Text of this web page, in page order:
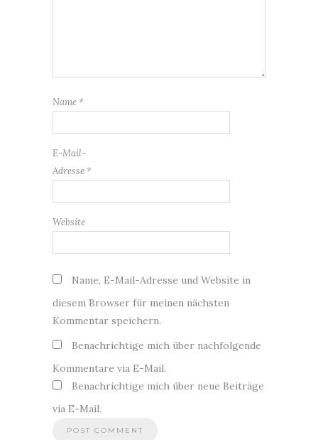
Name *
E-Mail-
Adresse *
Website
Name, E-Mail-Adresse und Website in
diesem Browser für meinen nächsten
Kommentar speichern.
Benachrichtige mich über nachfolgende
Kommentare via E-Mail.
Benachrichtige mich über neue Beiträge
via E-Mail.